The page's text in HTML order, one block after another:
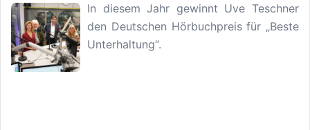
In diesem Jahr gewinnt Uve Teschner
den Deutschen Hörbuchpreis für „Beste
Unterhaltung“.